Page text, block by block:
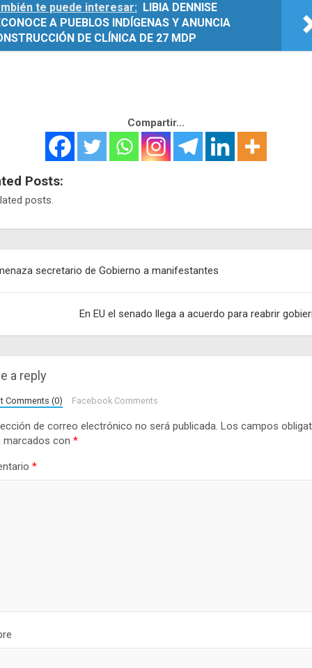
te puede interesar: LIBIA DENNISE
A PUEBLOS INDÍGENAS Y ANUNCIA
DE CLÍNICA DE 27 MDP
Compartir...
Posts:
posts.
secretario de Gobierno a manifestantes
En EU el senado llega a acuerdo para reabrir
a reply
Comments (0) Facebook Comments
de correo electrónico no será publicada. Los campos
marcados con *
*